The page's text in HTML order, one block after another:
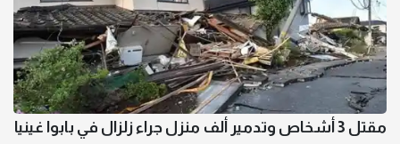
مقتل 3 أشخاص وتدمير ألف منزل جراء زلزال في بابوا غينيا